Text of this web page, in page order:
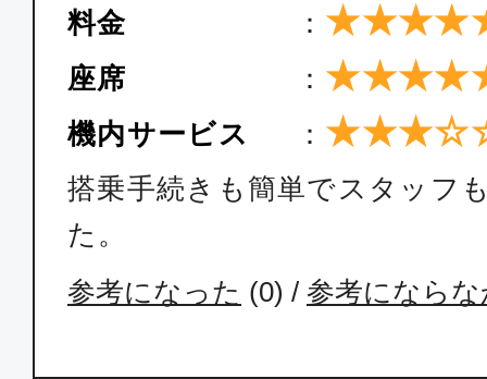
料金 ：
座席 ：
機内サービス ：
搭乗手続きも簡単でスタッフ
た。
参考になった (0) / 参考になら